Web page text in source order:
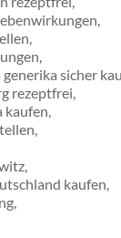
sicher
rezeptfrei,
kaufen,
kaufen,